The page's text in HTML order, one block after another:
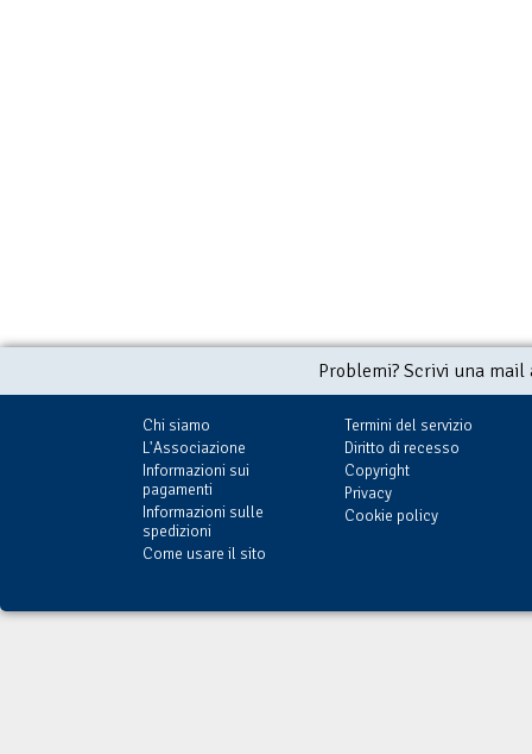
Problemi? Scrivi una
Chi siamo
L'Associazione
Informazioni sui
pagamenti
Informazioni sulle
spedizioni
Come usare il sito
Termini del servizio
Diritto di recesso
Copyright
Privacy
Cookie policy